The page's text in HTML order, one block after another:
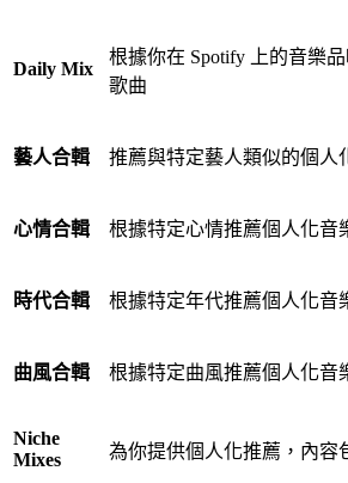
Daily Mix
根據你在 Spotify 上的音樂
歌曲
藝人合輯 推薦與特定藝人類似的個人
心情合輯 根據特定心情推薦個人化音
時代合輯 根據特定年代推薦個人化音
曲風合輯 根據特定曲風推薦個人化音
Niche
Mixes
為你提供個人化推薦，內容